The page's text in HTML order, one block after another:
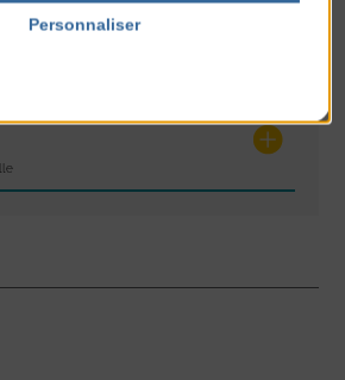
Personnaliser